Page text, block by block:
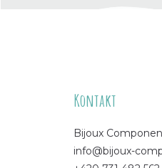
Kontakt
Bijoux
info@bijoux-